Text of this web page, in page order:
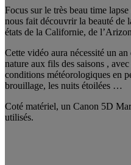
Focus sur le très beau time
nous fait découvrir la beauté de
états de la Californie, de
Cette vidéo aura nécessité un
nature aux fils des saisons ,
conditions météorologiques en
brouillage, les nuits étoilées …
Coté matériel, un Canon 5D
utilisés.